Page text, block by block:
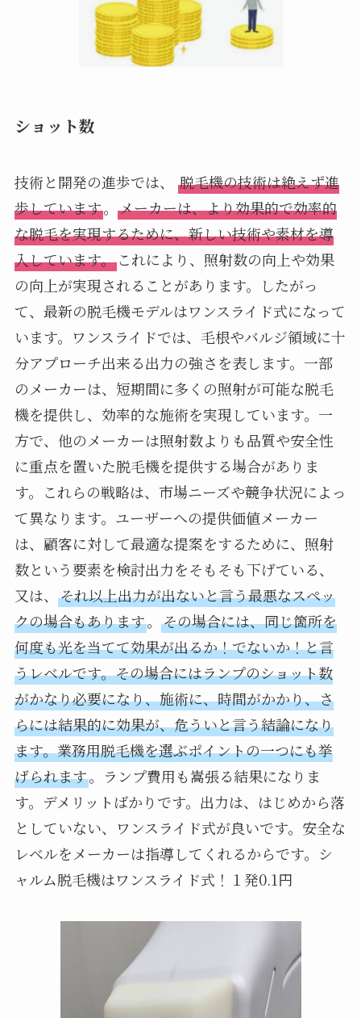
ショット数
技術と開発の進歩では、 脱毛機の技術は絶えず進
歩しています。 メーカーは、より効果的で効率的
な脱毛を実現するために、新しい技術や素材を導
入しています。これにより、照射数の向上や効果
の向上が実現されることがあります。したがっ
て、最新の脱毛機モデルはワンスライド式になって
います。ワンスライドでは、毛根やバルジ領域に十
分アプローチ出来る出力の強さを表します。一部
のメーカーは、短期間に多くの照射が可能な脱毛
機を提供し、効率的な施術を実現しています。一
方で、他のメーカーは照射数よりも品質や安全性
に重点を置いた脱毛機を提供する場合がありま
す。これらの戦略は、市場ニーズや競争状況によっ
て異なります。ユーザーへの提供価値メーカー
は、顧客に対して最適な提案をするために、照射
数という要素を検討出力をそもそも下げている、
又は、 それ以上出力が出ないと言う最悪なスペッ
クの場合もあります。 その場合には、同じ箇所を
何度も光を当てて効果が出るか！でないか！と言
うレベルです。その場合にはランプのショット数
がかなり必要になり、施術に、時間がかかり、さ
らには結果的に効果が、危ういと言う結論になり
ます。業務用脱毛機を選ぶポイントの一つにも挙
げられます。ランプ費用も嵩張る結果になりま
す。デメリットばかりです。出力は、はじめから落
としていない、ワンスライド式が良いです。安全な
レベルをメーカーは指導してくれるからです。シ
ャルム脱毛機はワンスライド式！１発0.1円